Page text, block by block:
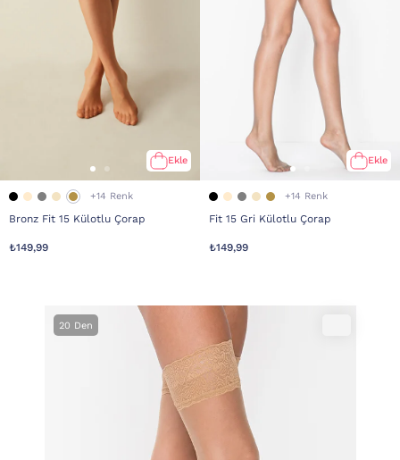
Ekle
+14 Renk
Bronz Fit 15 Külotlu Çorap
₺149,99
Ekle
+14 Renk
Fit 15 Gri Külotlu Çorap
₺149,99
20 Den